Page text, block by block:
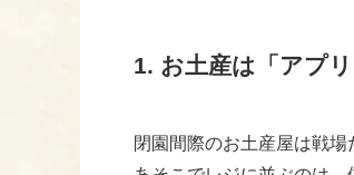
1. お土産は「アプ
閉園間際のお土産屋は戦場